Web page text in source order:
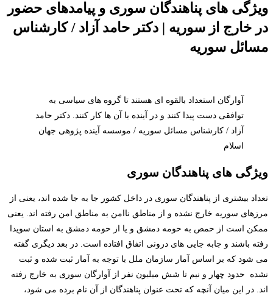
ویژگی های پناهندگان سوری و پیامدهای حضور
در خارج از سوریه | دکتر حامد آزاد / کارشناس
مسائل سوریه
آوارگان استعداد بالقوه ای هستند تا گروه های سیاسی به
توافقی دست پیدا کنند و در آینده با آن ها کار کنند. دکتر حامد
آزاد / کارشناس مسائل سوریه / موسسه آینده پژوهی جهان
اسلام
ویژگی های پناهندگان سوری
تعداد بیشتری از پناهندگان سوری در داخل کشور جا به جا شده اند، یعنی از
مرزهای سوریه خارج نشده و از مناطق ناامن به مناطق امن رفته اند. یعنی
ممکن است از حمص به حومه دمشق و یا از حومه دمشق به استان سویدا
رفته باشند و جابه جایی های درونی اتفاق افتاده است. در بعد دیگری گفته
می شود که بر اساس آمار سازمان ملل با توجه به آمار ثبت شده و ثبت
نشده حدود چهار و نیم تا شش میلیون نفر از آوارگان سوری به خارج رفته
اند. در این میان آنچه که تحت عنوان پناهندگان از آن نام برده می شود،